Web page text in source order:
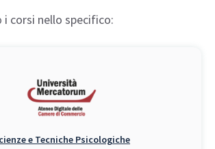
i corsi nello specifico:
e Tecniche Psicologiche